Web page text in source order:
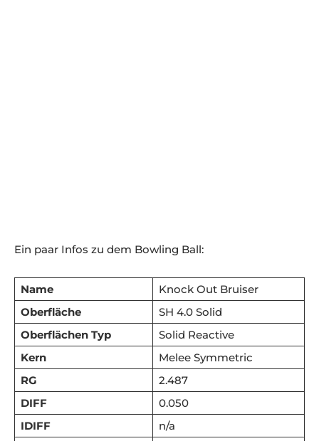
Ein paar Infos zu dem Bowling Ball:
Name
Knock Out Bruiser
Oberfläche
SH 4.0 Solid
Oberflächen Typ
Solid Reactive
Kern
Melee Symmetric
RG
2.487
DIFF
0.050
IDIFF
n/a